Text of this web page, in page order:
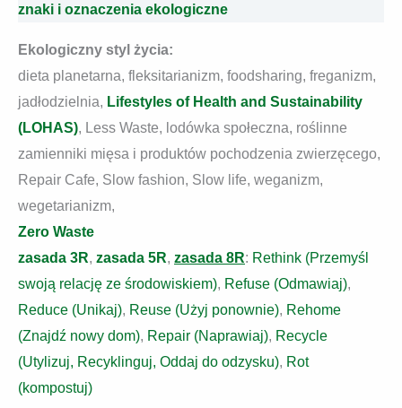
znaki i oznaczenia ekologiczne
Ekologiczny styl życia:
dieta planetarna, fleksitarianizm, foodsharing, freganizm,
jadłodzielnia, Lifestyles of Health and Sustainability
(LOHAS), Less Waste, lodówka społeczna, roślinne
zamienniki mięsa i produktów pochodzenia zwierzęcego,
Repair Cafe, Slow fashion, Slow life, weganizm,
wegetarianizm,
Zero Waste
zasada 3R, zasada 5R, zasada 8R: Rethink (Przemyśl
swoją relację ze środowiskiem), Refuse (Odmawiaj),
Reduce (Unikaj), Reuse (Użyj ponownie), Rehome
(Znajdź nowy dom), Repair (Naprawiaj), Recycle
(Utylizuj, Recyklinguj, Oddaj do odzysku), Rot
(kompostuj)